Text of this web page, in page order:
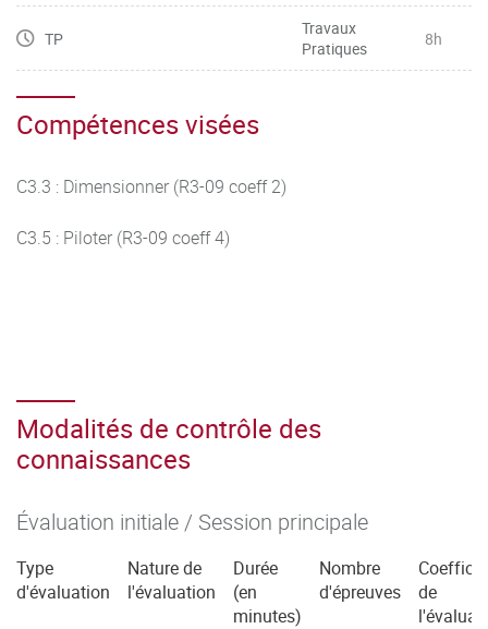
TP
Travaux
Pratiques
8h
Compétences visées
C3.3 : Dimensionner (R3-09 coeff 2)
C3.5 : Piloter (R3-09 coeff 4)
Modalités de contrôle des
connaissances
Évaluation initiale / Session principale
Type
d'évaluation
Nature de
l'évaluation
Durée
(en
minutes)
Nombre
d'épreuves
de